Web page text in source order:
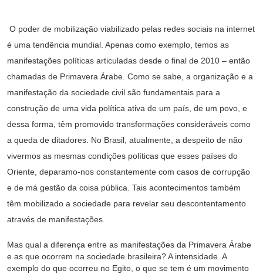
O poder de mobilização viabilizado pelas redes sociais na internet
é uma tendência mundial. Apenas como exemplo, temos as
manifestações políticas articuladas desde o final de 2010 – então
chamadas de Primavera Árabe. Como se sabe, a organização e a
manifestação da sociedade civil são fundamentais para a
construção de uma vida política ativa de um país, de um povo, e
dessa forma, têm promovido transformações consideráveis como
a queda de ditadores. No Brasil, atualmente, a despeito de não
vivermos as mesmas condições políticas que esses países do
Oriente, deparamo-nos constantemente com casos de corrupção
e de má gestão da coisa pública. Tais acontecimentos também
têm mobilizado a sociedade para revelar seu descontentamento
através de manifestações.
Mas qual a diferença entre as manifestações da Primavera Árabe
e as que ocorrem na sociedade brasileira? A intensidade. A
exemplo do que ocorreu no Egito, o que se tem é um movimento